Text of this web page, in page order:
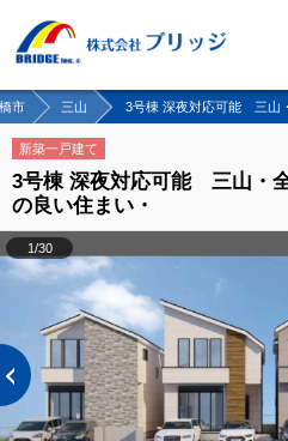
市 三山 3号棟 深夜対応可能 三山
新築一戸建て
3号棟 深夜対応可能 三山・
の良い住まい・
1/30